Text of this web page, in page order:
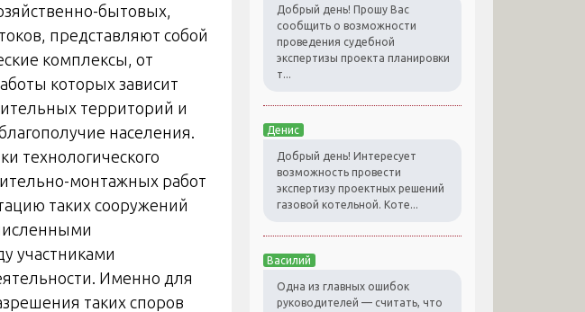
бытовых,
представляют собой
комплексы, от
которых зависит
территорий и
населения.
технологического
монтажных работ
таких сооружений
участниками
Именно для
таких споров
Добрый день! Прошу Вас
сообщить о возможности
проведения судебной
экспертизы проекта планировки
т...
Денис
Добрый день! Интересует
возможность провести
экспертизу проектных решений
газовой котельной. Коте...
Василий
Одна из главных ошибок
руководителей — считать, что